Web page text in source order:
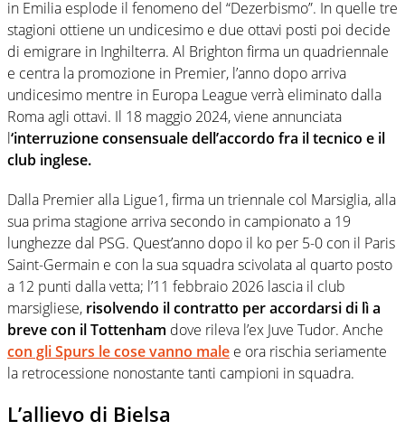
in Emilia esplode il fenomeno del “Dezerbismo”. In quelle tre
stagioni ottiene un undicesimo e due ottavi posti poi decide
di emigrare in Inghilterra. Al Brighton firma un quadriennale
e centra la promozione in Premier, l’anno dopo arriva
undicesimo mentre in Europa League verrà eliminato dalla
Roma agli ottavi. Il 18 maggio 2024, viene annunciata
l‘interruzione consensuale dell’accordo fra il tecnico e il
club inglese.
Dalla Premier alla Ligue1, firma un triennale col Marsiglia, alla
sua prima stagione arriva secondo in campionato a 19
lunghezze dal PSG. Quest’anno dopo il ko per 5-0 con il Paris
Saint-Germain e con la sua squadra scivolata al quarto posto
a 12 punti dalla vetta; l’11 febbraio 2026 lascia il club
marsigliese, risolvendo il contratto per accordarsi di lì a
breve con il Tottenham dove rileva l’ex Juve Tudor. Anche
con gli Spurs le cose vanno male e ora rischia seriamente
la retrocessione nonostante tanti campioni in squadra.
L’allievo di Bielsa